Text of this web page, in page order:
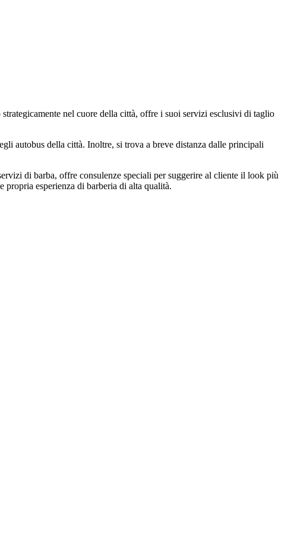
nel cuore della città, offre i suoi servizi esclusivi di taglio
autobus della città. Inoltre, si trova a breve distanza dalle principali
di barba, offre consulenze speciali per suggerire al cliente il look più
propria esperienza di barberia di alta qualità.